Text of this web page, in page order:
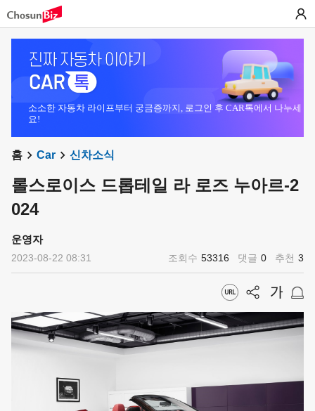
소소한 자동차 라이프부터 궁금증까지, 로그인 후 CAR톡에서 나누세
요!
홈 Car 신차소식
롤스로이스 드롭테일 라 로즈 누아르-2
024
운영자
2023-08-22 08:31 조회수 53316 댓글 0 추천 3